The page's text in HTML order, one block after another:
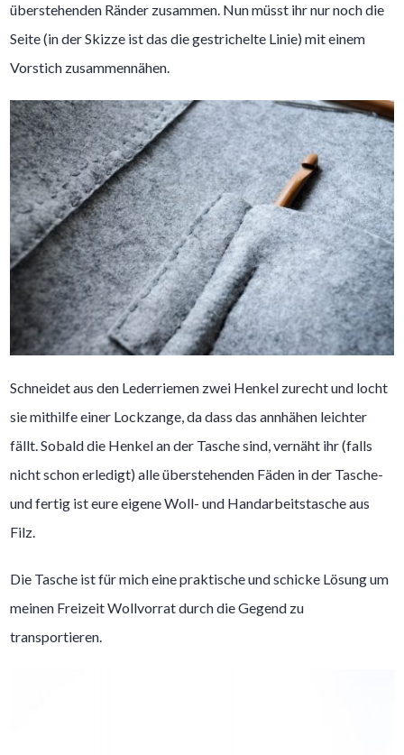
überstehenden Ränder zusammen. Nun müsst ihr nur noch die
Seite (in der Skizze ist das die gestrichelte Linie) mit einem
Vorstich zusammennähen.
Schneidet aus den Lederriemen zwei Henkel zurecht und locht
sie mithilfe einer Lockzange, da dass das annhähen leichter
fällt. Sobald die Henkel an der Tasche sind, vernäht ihr (falls
nicht schon erledigt) alle überstehenden Fäden in der Tasche-
und fertig ist eure eigene Woll- und Handarbeitstasche aus
Filz.
Die Tasche ist für mich eine praktische und schicke Lösung um
meinen Freizeit Wollvorrat durch die Gegend zu
transportieren.